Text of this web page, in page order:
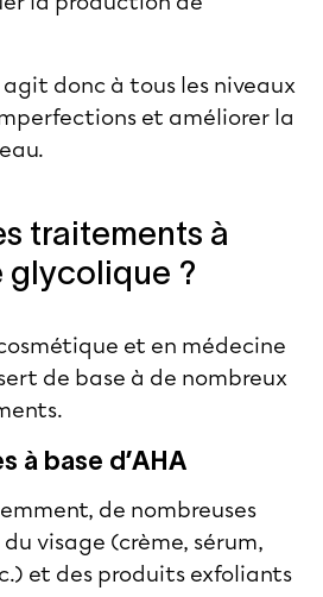
donc à tous les niveaux
et améliorer la
traitements à
glycolique ?
et en médecine
de base à de nombreux
à base d’AHA
de nombreuses
visage (crème, sérum,
et des produits exfoliants